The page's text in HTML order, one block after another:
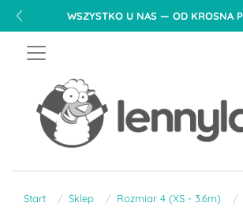
WSZYSTKO U NAS — OD KROSNA
Start Sklep Rozmiar 4 (XS - 3.6m)